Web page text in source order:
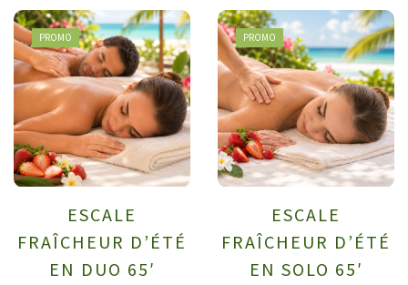
PROMO
ESCALE
FRAÎCHEUR D’ÉTÉ
EN DUO 65′
PROMO
ESCALE
FRAÎCHEUR D’ÉTÉ
EN SOLO 65′